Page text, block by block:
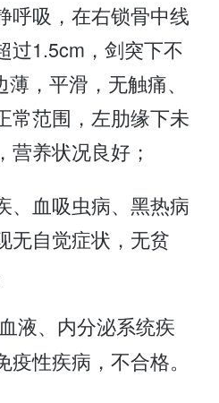
呼吸，在右锁骨中线
过1.5cm，剑突下不
，平滑，无触痛、
常范围，左肋缘下未
营养状况良好；
、血吸虫病、黑热病
无自觉症状，无贫
液、内分泌系统疾
性疾病，不合格。